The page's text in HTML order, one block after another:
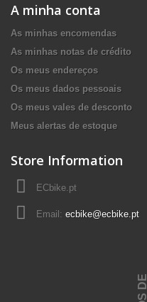
A minha conta
As minhas encomendas
As minhas notas de crédito
Os meus endereços
Os meus dados pessoais
Os meus vales de desconto
Meus alertas de estoque
Store Information
ECbike.pt
Email: ecbike@ecbike.pt